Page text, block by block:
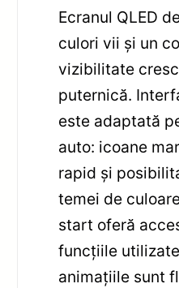
Ecranul QLED
culori vii și un
vizibilitate
puternică.
este adaptată
auto: icoane
rapid și
temei de
start oferă
funcțiile
animațiile sunt